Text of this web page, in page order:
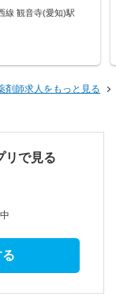
線 観音寺(愛知)駅
剤師求人をもっと見る
リで見る